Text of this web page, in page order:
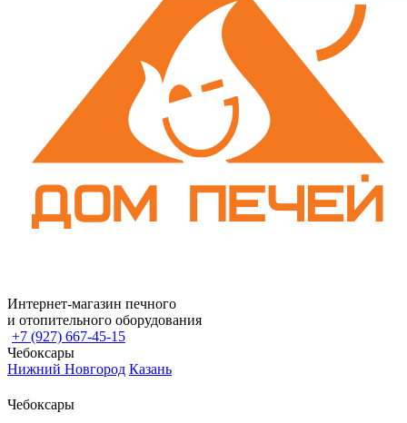
Интернет-магазин печного
и отопительного оборудования
+7 (927) 667-45-15
Чебоксары
Нижний Новгород Казань
Чебоксары